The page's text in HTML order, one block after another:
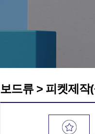
보드류 > 피켓제작